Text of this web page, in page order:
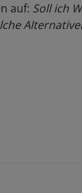
auf: Soll ich